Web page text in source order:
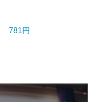
9 781円